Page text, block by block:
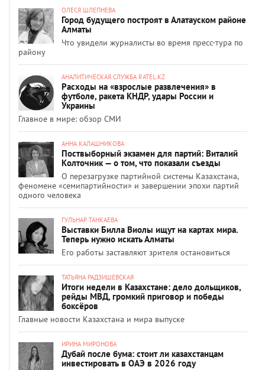
ОЛЕСЯ ШЛЕПНЕВА
Город будущего построят в Алатауском районе
Алматы
Что увидели журналисты во время пресс-тура по
району
АНАЛИТИЧЕСКАЯ СЛУЖБА RATEL.KZ
Расходы на «взрослые развлечения» в
футболе, ракета КНДР, удары России и
Украины
Главное в мире: обзор СМИ
АННА КАЛАШНИКОВА
Поствыборный экзамен для партий: Виталий
Колточник — о том, что показали съезды
О перезагрузке партийной системы Казахстана,
феномене «семипартийности» и завершении эпохи партий
одного человека
ГУЛЬНАР ТАНКАЕВА
Выставки Билла Виолы ищут на картах мира.
Теперь нужно искать Алматы
Его работы заставляют зрителя остановиться
ТАТЬЯНА РАДЗИШЕВСКАЯ
Итоги недели в Казахстане: дело дольщиков,
рейды МВД, громкий приговор и победы
боксёров
Главные новости Казахстана и мира выпуске
ИРИНА МИРОНОВА
Дубай после бума: стоит ли казахстанцам
инвестировать в ОАЭ в 2026 году